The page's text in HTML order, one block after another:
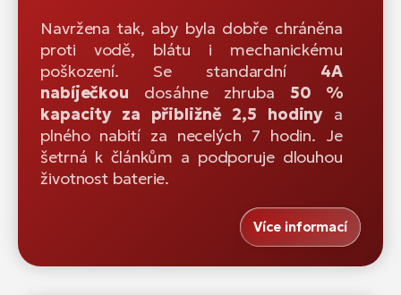
Navržena tak, aby byla dobře chráněna
proti vodě, blátu i mechanickému
poškození. Se standardní 4A
nabíječkou dosáhne zhruba 50 %
kapacity za přibližně 2,5 hodinya
plného nabití za necelých 7 hodin. Je
šetrná k článkům a podporuje dlouhou
životnost baterie.
Více informací